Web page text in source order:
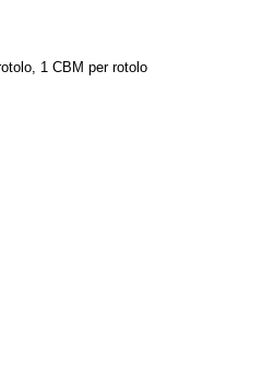
1 CBM per rotolo